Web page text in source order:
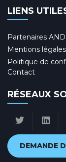
LIENS
Partenaires
Mentions légales
Politique de
Contact
RÉSEAUX
DEMANDE